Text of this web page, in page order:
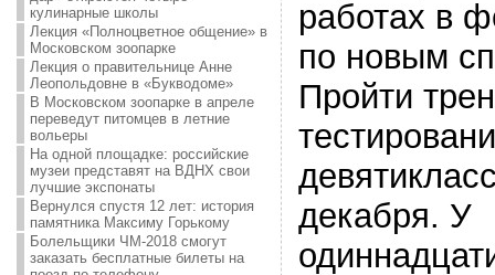
кулинарные школы
Лекция «Полноцветное общение» в
Московском зоопарке
Лекция о правительнице Анне
Леопольдовне в «Букводоме»
В Московском зоопарке в апреле
переведут питомцев в летние
вольеры
На одной площадке: российские
музеи представят на ВДНХ свои
лучшие экспонаты
Вернулся спустя 12 лет: история
памятника Максиму Горькому
Болельщики ЧМ-2018 смогут
заказать бесплатные билеты на
работах в
по новым
Пройти
декабря. У